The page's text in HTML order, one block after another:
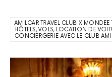
AMILCAR TRAVEL CLUB X
HÔTELS, VOLS, LOCATION DE
CONCIERGERIE AVEC LE CLUB